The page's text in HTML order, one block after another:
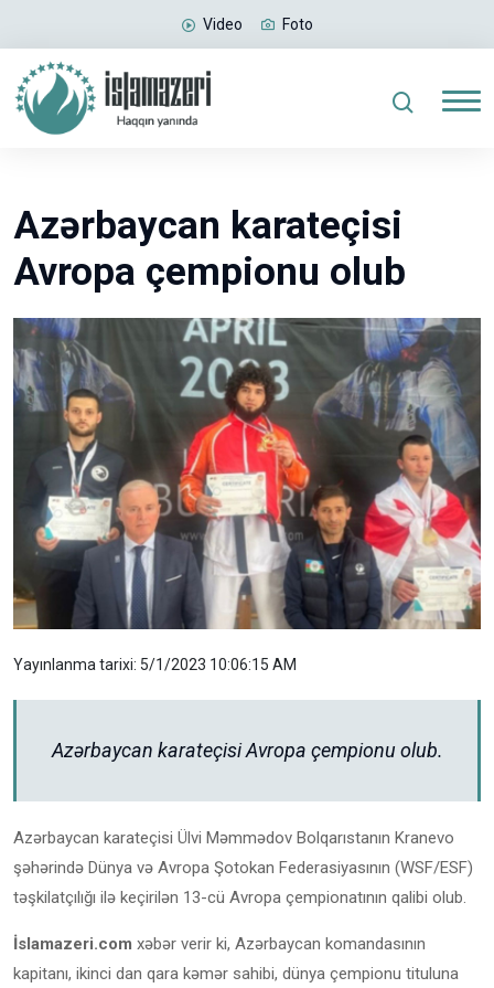
Video Foto
Azərbaycan karateçisi
Avropa çempionu olub
Yayınlanma tarixi: 5/1/2023 10:06:15 AM
Azərbaycan karateçisi Avropa çempionu olub.
Azərbaycan karateçisi Ülvi Məmmədov Bolqarıstanın Kranevo
şəhərində Dünya və Avropa Şotokan Federasiyasının (WSF/ESF)
təşkilatçılığı ilə keçirilən 13-cü Avropa çempionatının qalibi olub.
İslamazeri.com xəbər verir ki, Azərbaycan komandasının
kapitanı, ikinci dan qara kəmər sahibi, dünya çempionu tituluna